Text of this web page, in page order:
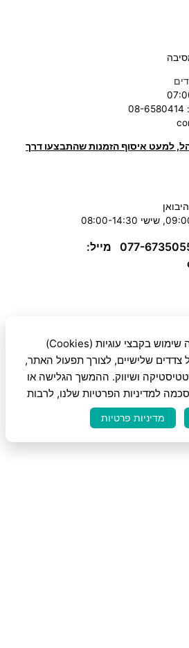
למעט איסוף הזמנות שהתבצעו דרך
מייל:
לידיעתך: באתר זה נעשה שימוש בקבצי עוגיות (Cookies)
צדדים שלישיים, לצורך תפעול האתר,
ושיווק. ההמשך הגלישה או
למדיניות הפרטיות שלנו, לרבות
מדיניות פרטיות